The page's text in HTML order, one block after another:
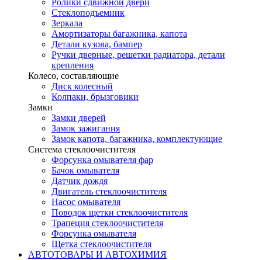
Ролики сдвижной двери
Стеклоподъемник
Зеркала
Амортизаторы багажника, капота
Детали кузова, бампер
Ручки дверные, решетки радиатора, детали
крепления
Колесо, составляющие
Диск колесный
Колпаки, брызговики
Замки
Замки дверей
Замок зажигания
Замок капота, багажника, комплектующие
Система стеклоочистителя
Форсунка омывателя фар
Бачок омывателя
Датчик дождя
Двигатель стеклоочистителя
Насос омывателя
Поводок щетки стеклоочистителя
Трапеция стеклоочистителя
Форсунка омывателя
Щетка стеклоочистителя
АВТОТОВАРЫ И АВТОХИМИЯ